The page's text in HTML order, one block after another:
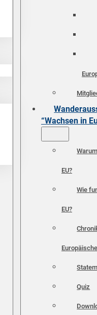
“Wachsen in
EU?
Wie
EU?
Quiz